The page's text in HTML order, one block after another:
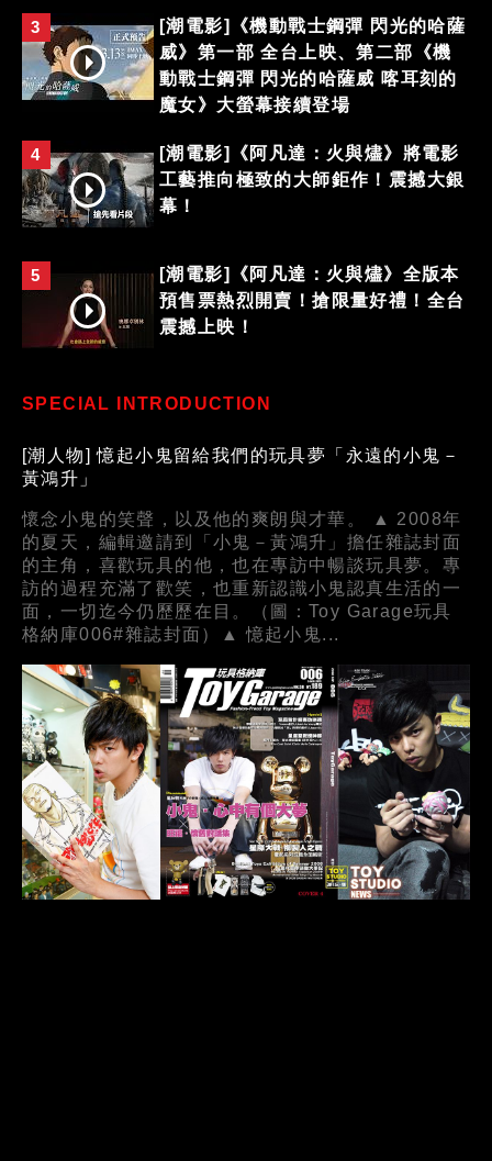
3
[潮電影]《機動戰士鋼彈 閃光的哈薩
威》第一部 全台上映、第二部《機
動戰士鋼彈 閃光的哈薩威 喀耳刻的
魔女》大螢幕接續登場
4
[潮電影]《阿凡達：火與燼》將電影
工藝推向極致的大師鉅作！震撼大銀
幕！
5
[潮電影]《阿凡達：火與燼》全版本
預售票熱烈開賣！搶限量好禮！全台
震撼上映！
SPECIAL INTRODUCTION
[潮人物] 憶起小鬼留給我們的玩具夢「永遠的小鬼－
黃鴻升」
懷念小鬼的笑聲，以及他的爽朗與才華。 ▲ 2008年
的夏天，編輯邀請到「小鬼－黃鴻升」擔任雜誌封面
的主角，喜歡玩具的他，也在專訪中暢談玩具夢。專
訪的過程充滿了歡笑，也重新認識小鬼認真生活的一
面，一切迄今仍歷歷在目。（圖：Toy Garage玩具
格納庫006#雜誌封面）▲ 憶起小鬼...